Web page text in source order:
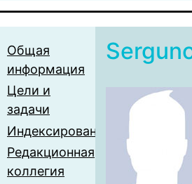
Общая
информация
Цели и
задачи
Индексирование
Редакционная
коллегия